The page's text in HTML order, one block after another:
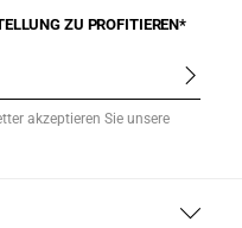
ZU PROFITIEREN*
akzeptieren Sie unsere